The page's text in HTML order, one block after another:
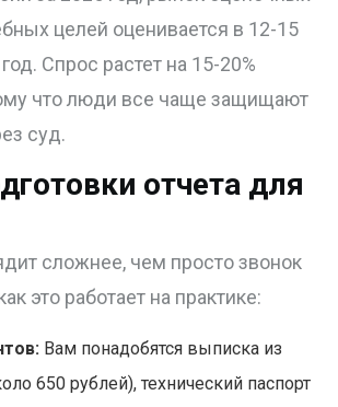
целей оценивается в 12-15
Спрос растет на 15-20%
что люди все чаще защищают
суд.
отчета для
сложнее, чем просто звонок
это работает на практике:
Вам понадобятся выписка из
650 рублей), технический паспорт